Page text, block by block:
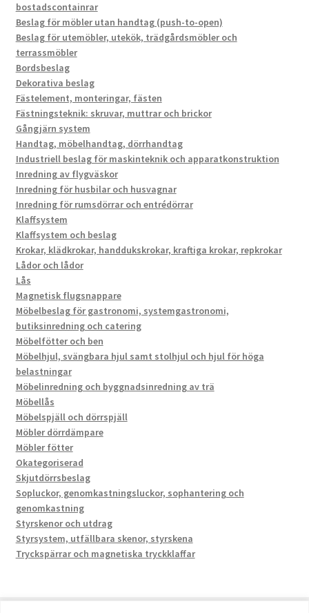
bostadscontainrar
Beslag för möbler utan handtag (push-to-open)
Beslag för utemöbler, utekök, trädgårdsmöbler och
terrassmöbler
Bordsbeslag
Dekorativa beslag
Fästelement, monteringar, fästen
Fästningsteknik: skruvar, muttrar och brickor
Gångjärn system
Handtag, möbelhandtag, dörrhandtag
Industriell beslag för maskinteknik och apparatkonstruktion
Inredning av flygväskor
Inredning för husbilar och husvagnar
Inredning för rumsdörrar och entrédörrar
Klaffsystem
Klaffsystem och beslag
Krokar, klädkrokar, handdukskrokar, kraftiga krokar, repkrokar
Lådor och lådor
Lås
Magnetisk flugsnappare
Möbelbeslag för gastronomi, systemgastronomi,
butiksinredning och catering
Möbelfötter och ben
Möbelhjul, svängbara hjul samt stolhjul och hjul för höga
belastningar
Möbelinredning och byggnadsinredning av trä
Möbellås
Möbelspjäll och dörrspjäll
Möbler dörrdämpare
Möbler fötter
Okategoriserad
Skjutdörrsbeslag
Sopluckor, genomkastningsluckor, sophantering och
genomkastning
Styrskenor och utdrag
Styrsystem, utfällbara skenor, styrskena
Tryckspärrar och magnetiska tryckklaffar